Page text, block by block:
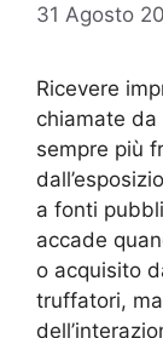
31 Agosto
Ricevere
chiamate
sempre più
a fonti
accade
o acquisito
truffatori,